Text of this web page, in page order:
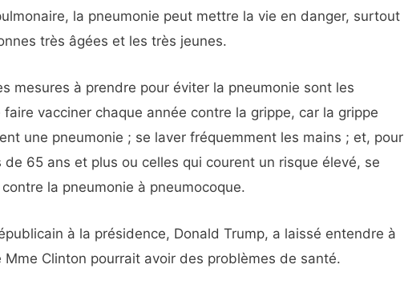
la pneumonie peut mettre la vie en danger, surtout
très âgées et les très jeunes.
mesures à prendre pour éviter la pneumonie sont les
faire vacciner chaque année contre la grippe, car la grippe
une pneumonie ; se laver fréquemment les mains ; et, pour
de 65 ans et plus ou celles qui courent un risque élevé, se
la pneumonie à pneumocoque.
à la présidence, Donald Trump, a laissé entendre à
Mme Clinton pourrait avoir des problèmes de santé.